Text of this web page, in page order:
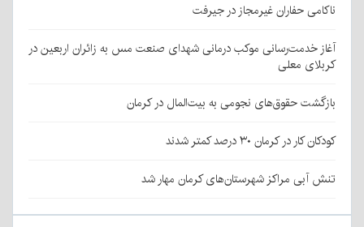
ناکامی حفاران غیرمجاز در جیرفت
آغاز خدمت‌رسانی موکب درمانی شهدای صنعت مس به زائران اربعین در
کربلای معلی
بازگشت حقوق‌های نجومی به بیت‌المال در کرمان
کودکان کار در کرمان ۳۰ درصد کمتر شدند
تنش آبی مراکز شهرستان‌های کرمان مهار شد